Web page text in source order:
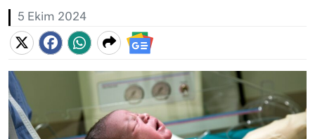
5 Ekim 2024